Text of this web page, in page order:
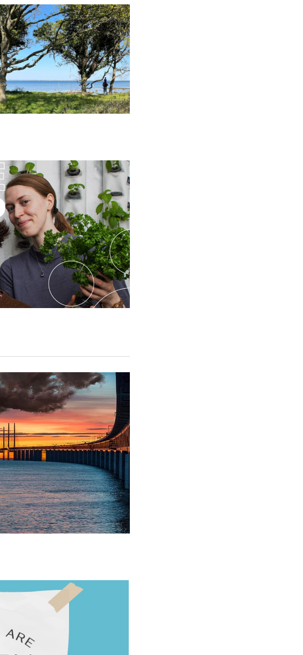
Views
Navigation